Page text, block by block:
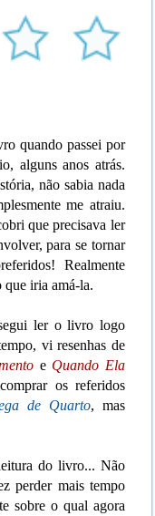
quando passei por
alguns anos atrás.
não sabia nada
me atraiu.
que precisava ler
para se tornar
Realmente
que iria amá-la.
ler o livro logo
vi resenhas de
e Quando Ela
os referidos
de Quarto, mas
do livro... Não
perder mais tempo
sobre o qual agora